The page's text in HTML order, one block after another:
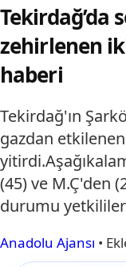
Tekirdağ’da
zehirlenen
haberi
Tekirdağ'ın
gazdan
(45) ve M.Ç'den
durumu
Anadolu Ajansı •